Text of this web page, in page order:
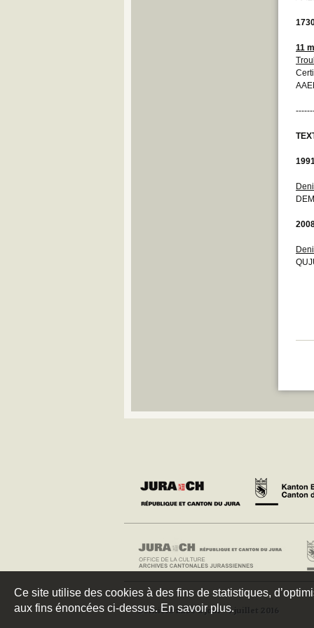
11
1991
Dernière mise à jour : 4 juillet 2016
Ce site utilise des cookies à des fins de statistiques,
aux fins énoncées ci-dessus. En savoir plus.